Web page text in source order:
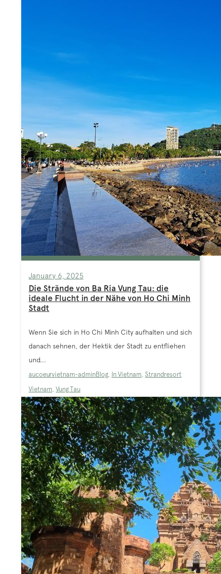
January 6, 2025
Die Strände von Ba Ria Vung Tau: die
ideale Flucht in der Nähe von Ho Chi Minh
Stadt
Wenn Sie sich in Ho Chi Minh City aufhalten und sich
danach sehnen, der Hektik der Stadt zu entfliehen
und...
aucoeurvietnam-adminBlog, In Vietnam, Strandresort
Vietnam, Vung Tau